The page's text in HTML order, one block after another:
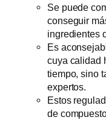
Se puede
conseguir
ingredientes
Es
cuya calidad
tiempo, sino
expertos.
Estos
de